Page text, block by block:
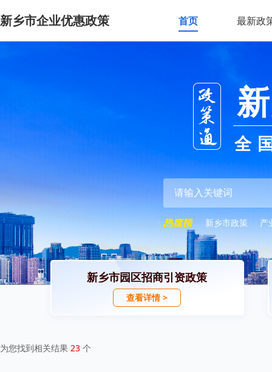
新乡市企业优惠政策 首页 最新政
全
新乡市政策 产
新乡市园区招商引资政策
查看详情 >
为您找到相关结果 23 个